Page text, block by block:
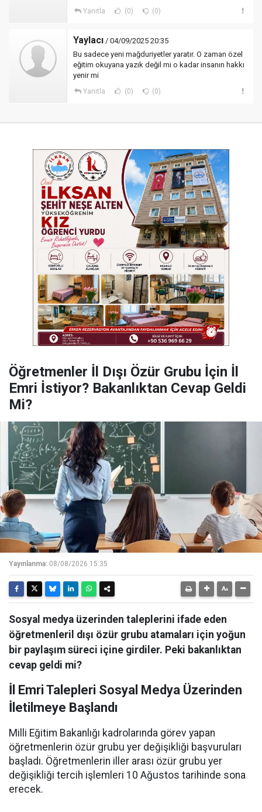
Yanıtla (0) (0)
Yaylacı / 04/09/2025 20:35
Bu sadece yeni mağduriyetler yaratır. O zaman özel
eğitim okuyana yazık değil mi o kadar insanın hakkı
yenir mi
Yanıtla (0) (0)
Öğretmenler İl Dışı Özür Grubu İçin İl
Emri İstiyor? Bakanlıktan Cevap Geldi
Mi?
Yayınlanma: 08/08/2026 15:35
Sosyal medya üzerinden taleplerini ifade eden
öğretmenleril dışı özür grubu atamaları için yoğun
bir paylaşım süreci içine girdiler. Peki bakanlıktan
cevap geldi mi?
İl Emri Talepleri Sosyal Medya Üzerinden
İletilmeye Başlandı
Milli Eğitim Bakanlığı kadrolarında görev yapan
öğretmenlerin özür grubu yer değişikliği başvuruları
başladı. Öğretmenlerin iller arası özür grubu yer
değişikliği tercih işlemleri 10 Ağustos tarihinde sona
erecek.